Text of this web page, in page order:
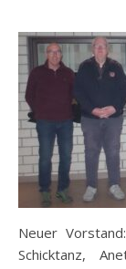
Neuer
Schicktanz,